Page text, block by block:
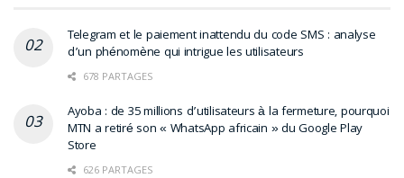
Telegram et le paiement inattendu du code SMS : analyse
d’un phénomène qui intrigue les utilisateurs
678 PARTAGES
Ayoba : de 35 millions d’utilisateurs à la fermeture, pourquoi
MTN a retiré son « WhatsApp africain » du Google Play
Store
626 PARTAGES